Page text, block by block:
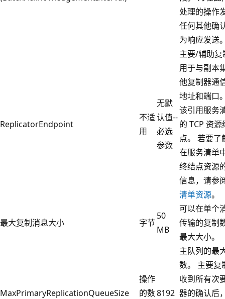
处理的操作
任何其他确
为响应发送
ReplicatorEndpoint
不适
用
无默
认值--
必选
参数
主要/辅助复
用于与副本
他复制器通
地址和端口
该引用服务
的 TCP 资源
点。 若要了
在服务清单
终结点资源
信息，请参
清单资源。
最大复制消息大小 字节
50
MB
可以在单个
传输的复制
最大大小。
MaxPrimaryReplicationQueueSize
操作
的数8192
主队列的最
数。 主要复
收到所有次
器的确认后